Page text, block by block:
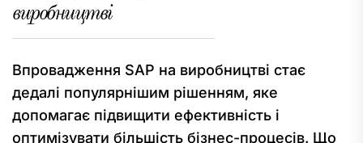
виробництві
Впровадження SAP на виробництві стає
дедалі популярнішим рішенням, яке
допомагає підвищити ефективність і
оптимізувати більшість бізнес-процесів. Що